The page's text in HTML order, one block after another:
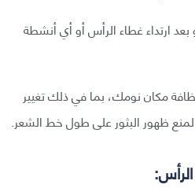
ارتداء غطاء الرأس أو أي أنشطة
مكان نومك، بما في ذلك تغيير
لمنع ظهور البثور على طول خط الشعر.